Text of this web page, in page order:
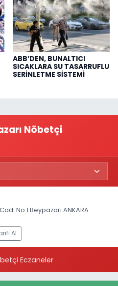
ABB’DEN, BUNALTICI
SICAKLARA SU TASARRUFLU
SERİNLETME SİSTEMİ
Nöbetçi
No:1 Beypazarı ANKARA
Al
Eczaneler